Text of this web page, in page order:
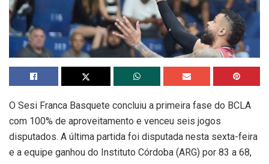
O Sesi Franca Basquete concluiu a primeira fase do BCLA
com 100% de aproveitamento e venceu seis jogos
disputados. A última partida foi disputada nesta sexta-feira
e a equipe ganhou do Instituto Córdoba (ARG) por 83 a 68,